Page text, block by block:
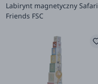
Labirynt magnetyczny Safari
Friends FSC